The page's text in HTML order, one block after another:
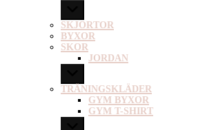
SKJORTOR
BYXOR
SKOR
JORDAN
TRÄNINGSKLÄDER
GYM BYXOR
GYM T-SHIRT